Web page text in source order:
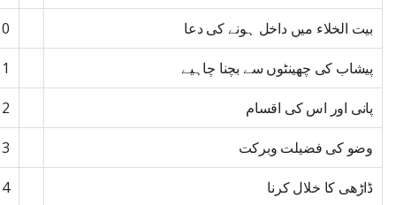
بیت الخلاء میں داخل ہونے کی دعا
پیشاب کی چھینٹوں سے بچنا چاہیے
پانی اور اس کی اقسام
وضو کی فضیلت وبرکت
ڈاڑھی کا خلال کرنا